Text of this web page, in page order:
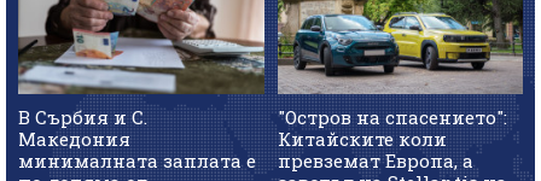
В Сърбия и С.
Македония
минималната заплата е
"Остров на спасението":
Китайските коли
превземат Европа, а